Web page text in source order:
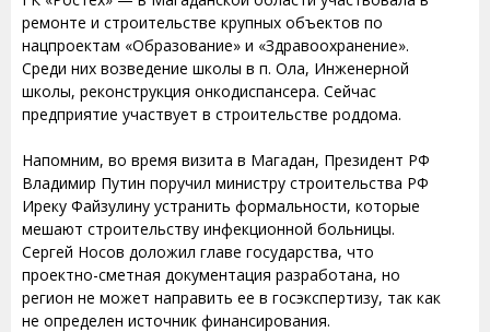
ремонте и строительстве крупных объектов по
нацпроектам «Образование» и «Здравоохранение».
Среди них возведение школы в п. Ола, Инженерной
школы, реконструкция онкодиспансера. Сейчас
предприятие участвует в строительстве роддома.
Напомним, во время визита в Магадан, Президент РФ
Владимир Путин поручил министру строительства РФ
Иреку Файзулину устранить формальности, которые
мешают строительству инфекционной больницы.
Сергей Носов доложил главе государства, что
проектно-сметная документация разработана, но
регион не может направить ее в госэкспертизу, так как
не определен источник финансирования.